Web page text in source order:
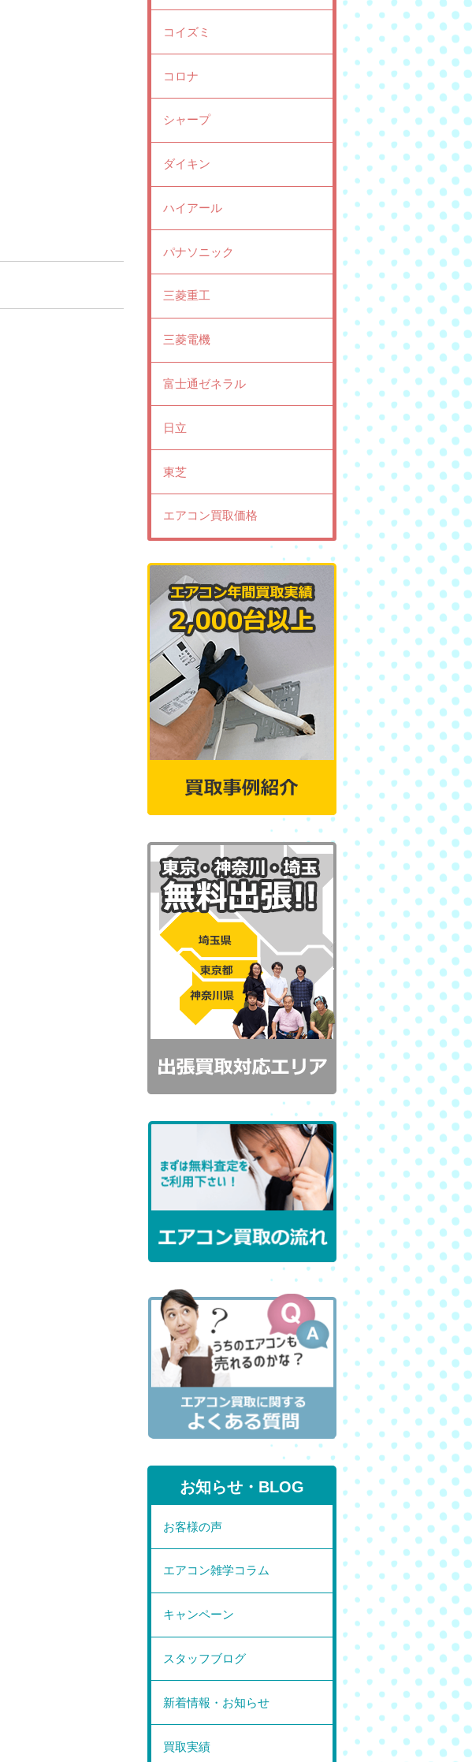
コイズミ
コロナ
シャープ
ダイキン
ハイアール
パナソニック
三菱重工
三菱電機
富士通ゼネラル
日立
東芝
エアコン買取価格
お知らせ・BLOG
お客様の声
エアコン雑学コラム
キャンペーン
スタッフブログ
新着情報・お知らせ
買取実績